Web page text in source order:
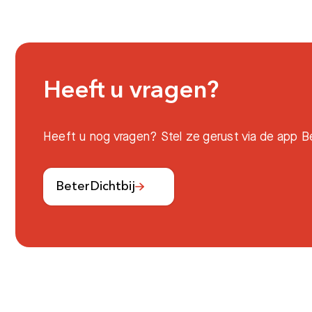
Heeft u vragen?
Heeft u nog vragen? Stel ze gerust via de app
BeterDichtbij